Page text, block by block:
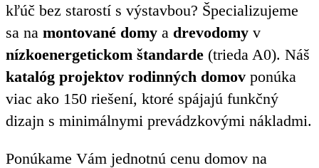
kľúč bez starostí s výstavbou? Špecializujeme
sa na montované domy a drevodomy v
nízkoenergetickom štandarde (trieda A0). Náš
katalóg projektov rodinných domov ponúka
viac ako 150 riešení, ktoré spájajú funkčný
dizajn s minimálnymi prevádzkovými nákladmi.
Ponúkame Vám jednotnú cenu domov na